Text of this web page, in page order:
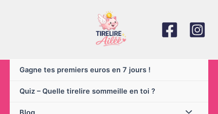
Gagne tes premiers euros en 7 jours !
Quiz – Quelle tirelire sommeille en toi ?